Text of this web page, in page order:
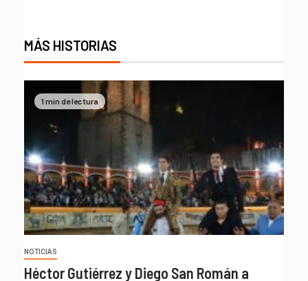
MÁS HISTORIAS
1 min de lectura
NOTICIAS
Héctor Gutiérrez y Diego San Román a